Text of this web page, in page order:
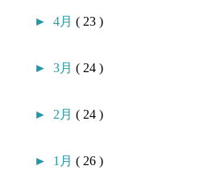
►4月( 23 )
►3月( 24 )
► 2月( 24 )
► 1月( 26 )